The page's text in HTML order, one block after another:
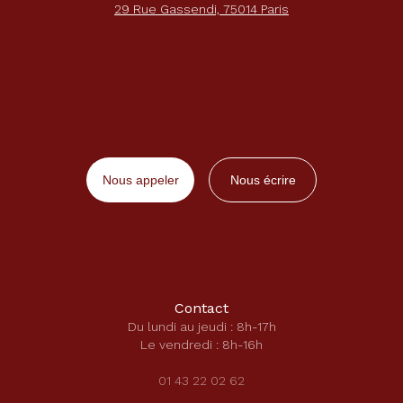
29 Rue Gassendi, 75014 Paris
Nous appeler Nous écrire
Contact
Du lundi au jeudi : 8h-17h
Le vendredi : 8h-16h
01 43 22 02 62